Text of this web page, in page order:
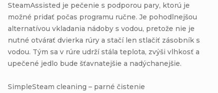
SteamAssisted je pečenie s podporou pary, ktorú je
možné pridať počas programu ručne. Je pohodlnejšou
alternatívou vkladania nádoby s vodou, pretože nie je
nutné otvárať dvierka rúry a stačí len stlačiť zásobník s
vodou. Tým sa v rúre udrží stála teplota, zvýši vlhkosť a
upečené jedlo bude šťavnatejšie a nadýchanejšie.
SimpleSteam cleaning – parné čistenie